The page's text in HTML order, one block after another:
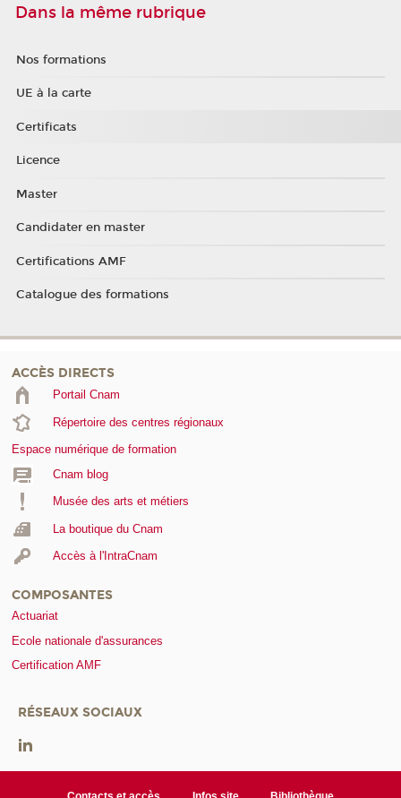
Dans la même rubrique
Nos formations
UE à la carte
Certificats
Licence
Master
Candidater en master
Certifications AMF
Catalogue des formations
ACCÈS DIRECTS
Portail Cnam
Répertoire des centres régionaux
Espace numérique de formation
Cnam blog
Musée des arts et métiers
La boutique du Cnam
Accès à l'IntraCnam
COMPOSANTES
Actuariat
Ecole nationale d'assurances
Certification AMF
RÉSEAUX SOCIAUX